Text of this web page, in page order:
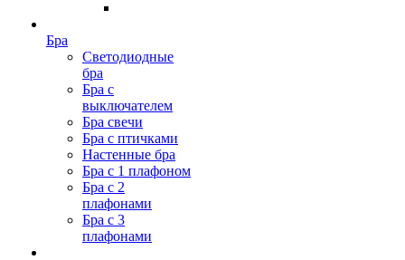
Бра
Светодиодные
бра
Бра с
выключателем
Бра свечи
Бра с птичками
Настенные бра
Бра с 1 плафоном
Бра с 2
плафонами
Бра с 3
плафонами